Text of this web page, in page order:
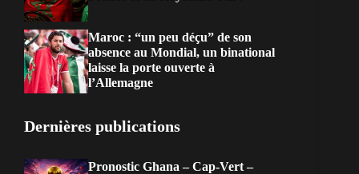
Maroc : “un peu déçu” de son
absence au Mondial, un binational
laisse la porte ouverte à
l’Allemagne
Dernières publications
Pronostic Ghana – Cap-Vert –